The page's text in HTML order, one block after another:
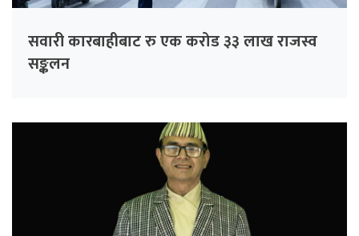
सवारी कारबाहीबाट रु एक करोड ३३ लाख राजस्व
सङ्कलन